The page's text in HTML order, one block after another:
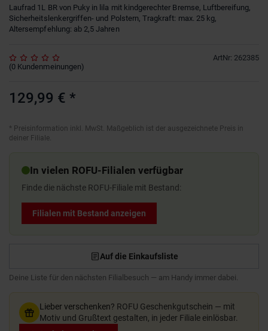
Laufrad 1L BR von Puky in lila mit kindgerechter Bremse, Luftbereifung,
Sicherheitslenkergriffen- und Polstern, Tragkraft: max. 25 kg,
Altersempfehlung: ab 2,5 Jahren
ArtNr: 262385
(0 Kundenmeinungen)
129,99 € *
* Preisinformation inkl. MwSt. Maßgeblich ist der ausgezeichnete Preis in
deiner Filiale.
In vielen ROFU-Filialen verfügbar
Finde die nächste ROFU-Filiale mit Bestand:
Filialen mit Bestand anzeigen
Auf die Einkaufsliste
Deine Liste für den nächsten Filialbesuch — am Handy immer dabei.
Lieber verschenken? ROFU Geschenkgutschein — mit
Motiv und Grußtext gestalten, in jeder Filiale einlösbar.